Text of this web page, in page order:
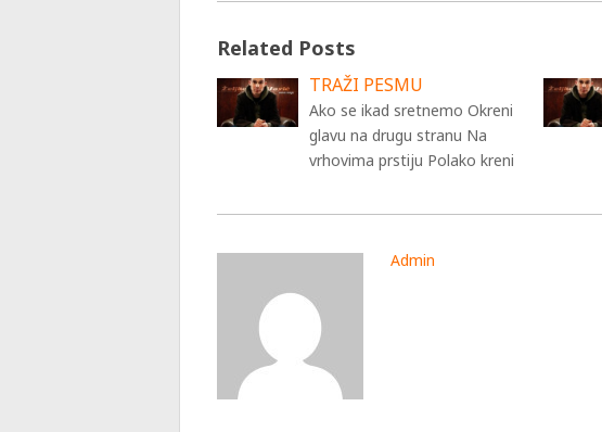
Related Posts
TRAŽI PESMU
Ako se ikad sretnemo Okreni
glavu na drugu stranu Na
vrhovima prstiju Polako kreni
Admin